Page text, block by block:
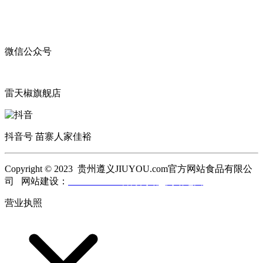
微信公众号
雷天椒旗舰店
抖音号 苗寨人家佳裕
Copyright © 2023 贵州遵义JIUYOU.com官方网站食品有限公
司 网站建设：
营业执照